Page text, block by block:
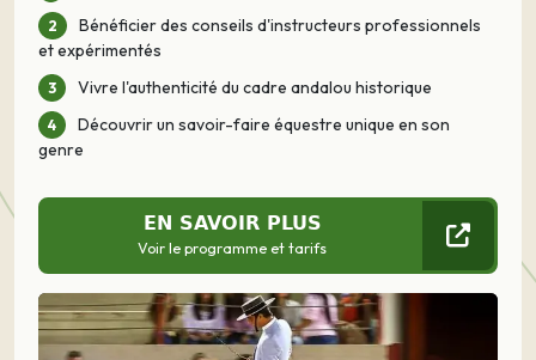
Bénéficier des conseils d'instructeurs professionnels
et expérimentés
Vivre l'authenticité du cadre andalou historique
Découvrir un savoir-faire équestre unique en son
genre
EN SAVOIR PLUS
Voir le programme et tarifs